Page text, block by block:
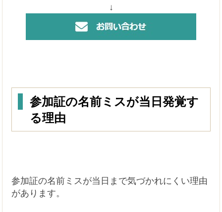
↓
参加証の名前ミスが当日発覚す
る理由
参加証の名前ミスが当日まで気づかれにくい理由
があります。